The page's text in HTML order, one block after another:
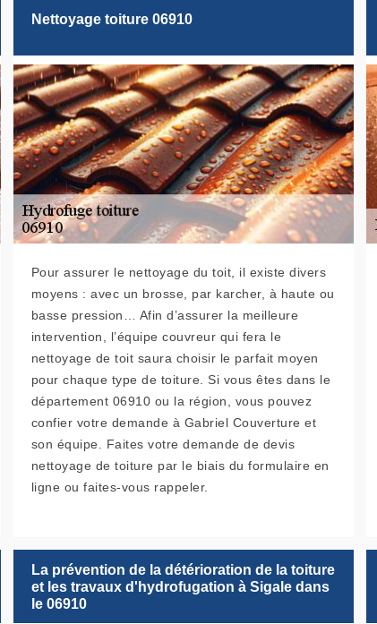
Nettoyage toiture 06910
Pour assurer le nettoyage du toit, il existe divers
moyens : avec un brosse, par karcher, à haute ou
basse pression… Afin d’assurer la meilleure
intervention, l’équipe couvreur qui fera le
nettoyage de toit saura choisir le parfait moyen
pour chaque type de toiture. Si vous êtes dans le
département 06910 ou la région, vous pouvez
confier votre demande à Gabriel Couverture et
son équipe. Faites votre demande de devis
nettoyage de toiture par le biais du formulaire en
ligne ou faites-vous rappeler.
La prévention de la détérioration de la toiture
et les travaux d'hydrofugation à Sigale dans
le 06910